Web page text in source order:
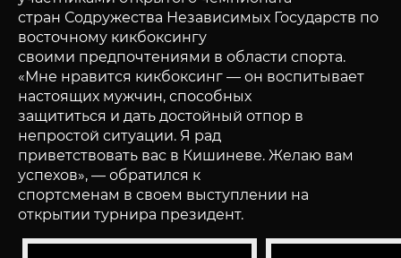
стран Содружества Независимых Государств по
восточному кикбоксингу
своими предпочтениями в области спорта.
«Мне нравится кикбоксинг — он воспитывает
настоящих мужчин, способных
защититься и дать достойный отпор в
непростой ситуации. Я рад
приветствовать вас в Кишиневе. Желаю вам
успехов», — обратился к
спортсменам в своем выступлении на
открытии турнира президент.